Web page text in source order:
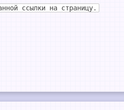
ссылки на страницу.